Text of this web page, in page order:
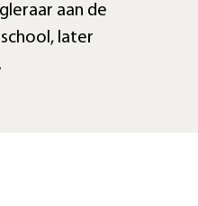
aan de
later